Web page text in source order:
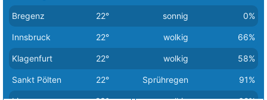
Bregenz 22° sonnig 0%
Innsbruck 22° wolkig 66%
Klagenfurt 22° wolkig 58%
Sankt Pölten 22° Sprühregen 91%